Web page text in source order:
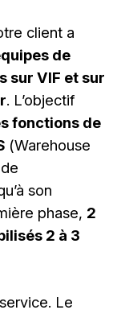
client a
de
sur VIF et sur
. L’objectif
fonctions de
(Warehouse
son
phase, 2
2 à 3
Le